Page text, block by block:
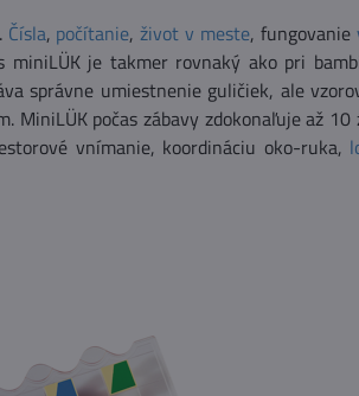
Čísla, počítanie,život v meste, fungovanie
je takmer rovnaký ako pri
správne umiestnenie guličiek, ale
MiniLÜK počas zábavy zdokonaľuje až
vnímanie, koordináciu oko-ruka,